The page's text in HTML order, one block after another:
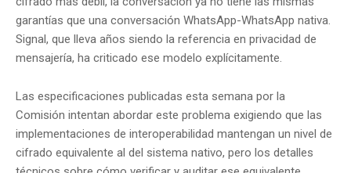
garantías que una conversación WhatsApp-WhatsApp nativa.
Signal, que lleva años siendo la referencia en privacidad de
mensajería, ha criticado ese modelo explícitamente.
Las especificaciones publicadas esta semana por la
Comisión intentan abordar este problema exigiendo que las
implementaciones de interoperabilidad mantengan un nivel de
cifrado equivalente al del sistema nativo, pero los detalles